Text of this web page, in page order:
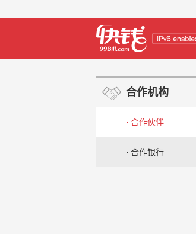
合作机构
· 合作伙伴
· 合作银行